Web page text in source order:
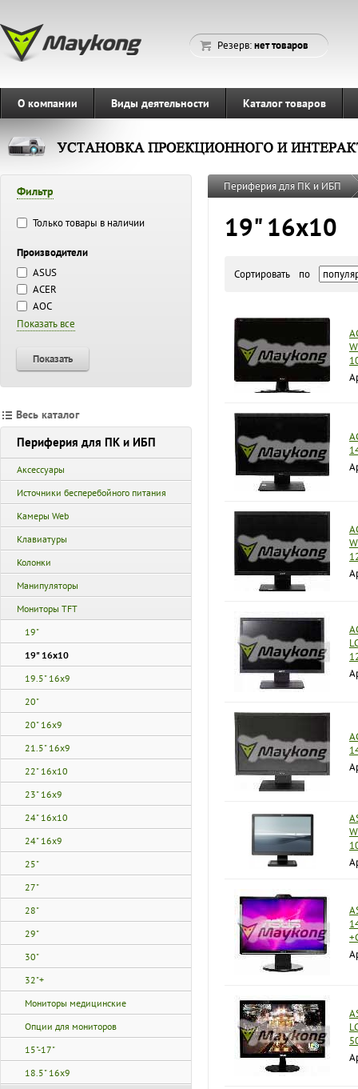
Резерв:нет товаров
О компании Виды деятельности Каталог товаров
Фильтр
Только товары в наличии
Производители
ASUS
ACER
AOC
Показать все
Показать
Весь каталог
Периферия для ПК и ИБП
Аксессуары
Источники бесперебойного питания
Камеры Web
Клавиатуры
Колонки
Манипуляторы
Мониторы TFT
19"
19" 16x10
19.5" 16x9
20"
20" 16x9
21.5" 16x9
22" 16x10
23" 16x9
24" 16x10
24" 16x9
25"
27"
28"
29"
30"
32"+
Мониторы медицинские
Опции для мониторов
15"-17"
18.5" 16x9
Периферия для ПК и ИБП
19" 16x10
Сортировать по